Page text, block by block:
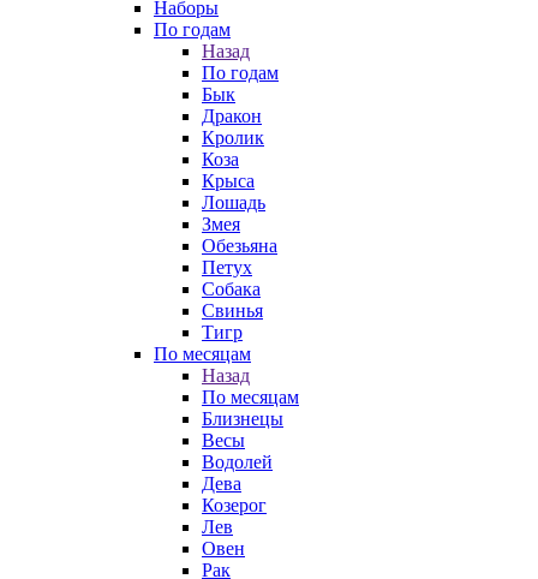
Наборы
По годам
Назад
По годам
Бык
Дракон
Кролик
Коза
Крыса
Лошадь
Змея
Обезьяна
Петух
Собака
Свинья
Тигр
По месяцам
Назад
По месяцам
Близнецы
Весы
Водолей
Дева
Козерог
Лев
Овен
Рак